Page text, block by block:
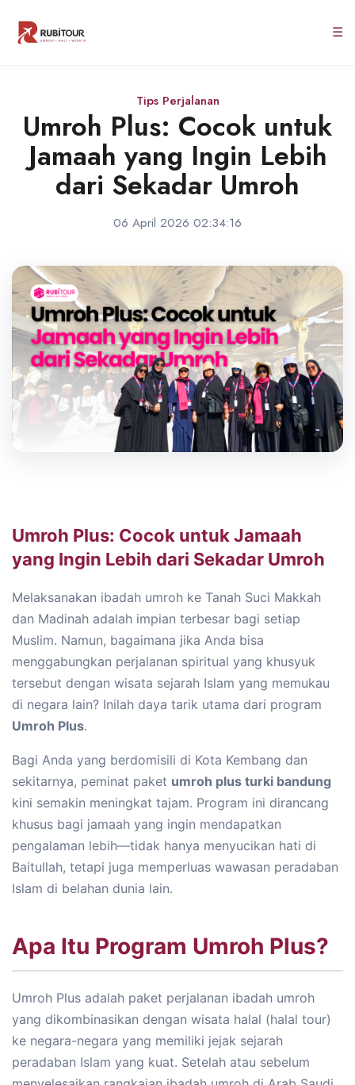
☰
Tips Perjalanan
Umroh Plus: Cocok untuk
Jamaah yang Ingin Lebih
dari Sekadar Umroh
06 April 2026 02:34:16
Umroh Plus: Cocok untuk Jamaah
yang Ingin Lebih dari Sekadar Umroh
Melaksanakan ibadah umroh ke Tanah Suci Makkah
dan Madinah adalah impian terbesar bagi setiap
Muslim. Namun, bagaimana jika Anda bisa
menggabungkan perjalanan spiritual yang khusyuk
tersebut dengan wisata sejarah Islam yang memukau
di negara lain? Inilah daya tarik utama dari program
Umroh Plus.
Bagi Anda yang berdomisili di Kota Kembang dan
sekitarnya, peminat paket umroh plus turki bandung
kini semakin meningkat tajam. Program ini dirancang
khusus bagi jamaah yang ingin mendapatkan
pengalaman lebih—tidak hanya menyucikan hati di
Baitullah, tetapi juga memperluas wawasan peradaban
Islam di belahan dunia lain.
Apa Itu Program Umroh Plus?
Umroh Plus adalah paket perjalanan ibadah umroh
yang dikombinasikan dengan wisata halal (halal tour)
ke negara-negara yang memiliki jejak sejarah
peradaban Islam yang kuat. Setelah atau sebelum